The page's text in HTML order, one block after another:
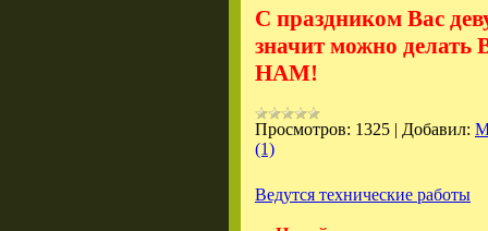
С праздником Вас
значит можно
НАМ!
Просмотров: 1325 | Добавил:
(1)
Ведутся технические работы